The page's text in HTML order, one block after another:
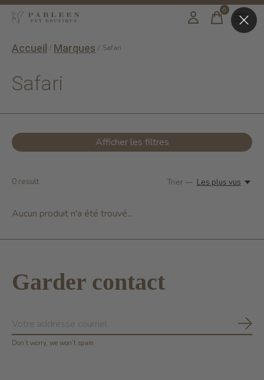
0items
Accueil / Marques / Safari
Safari
Afficher les filtres
0 result Trier — Les plus vus
Aucun produit n'a été trouvé...
Garder contact
Don’t worry, we won’t spam